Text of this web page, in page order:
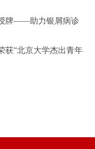
牌——助力银屑病诊
获“北京大学杰出青年